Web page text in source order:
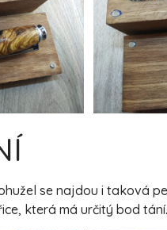
se najdou i taková
která má určitý bod